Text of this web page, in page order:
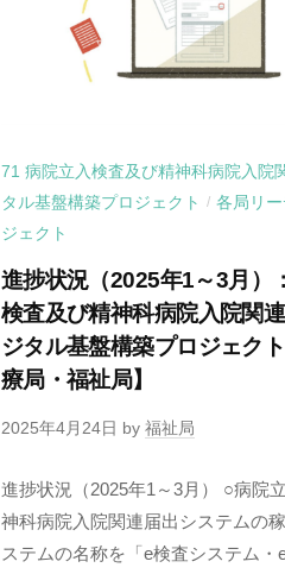
71 病院立入検査及び精神科病院入院
タル基盤構築プロジェクト
/ 各局リ
ジェクト
進捗状況（2025年1～3月）
検査及び精神科病院入院関
ジタル基盤構築プロジェク
療局・福祉局】
2025年4月24日 by 福祉局
進捗状況（2025年1～3月） ○病院
神科病院入院関連届出システムの
ステムの名称を「e検査システム・